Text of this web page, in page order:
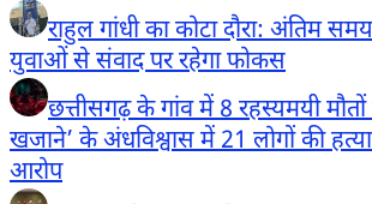
राहुल गांधी का कोटा दौरा: अंतिम
युवाओं से संवाद पर रहेगा फोकस
छत्तीसगढ़ के गांव में 8 रहस्यमयी
खजाने’ के अंधविश्वास में 21 लोगों की
आरोप